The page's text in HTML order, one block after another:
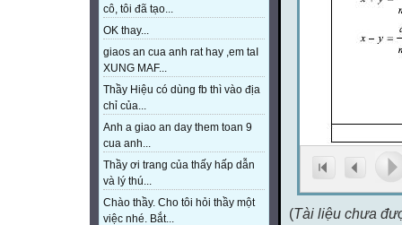
cô, tôi đã tạo...
OK thay...
giaos an cua anh rat hay ,em taI
XUNG MAF...
Thầy Hiệu có dùng fb thì vào địa
chỉ của...
Anh a giao an day them toan 9
cua anh...
Thầy ơi trang của thấy hấp dẫn
và lý thú...
Chào thầy. Cho tôi hỏi thầy một
việc nhé. Bắt...
(Tài liệu chưa